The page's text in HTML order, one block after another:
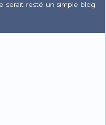
serait resté un simple blog